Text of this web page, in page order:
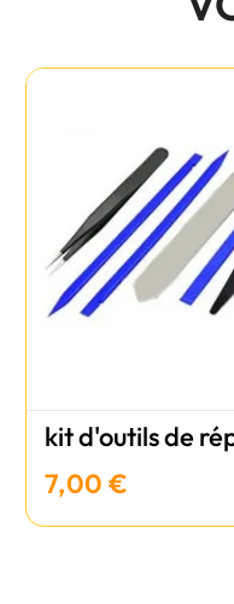
kit d'outils de
7,00 €